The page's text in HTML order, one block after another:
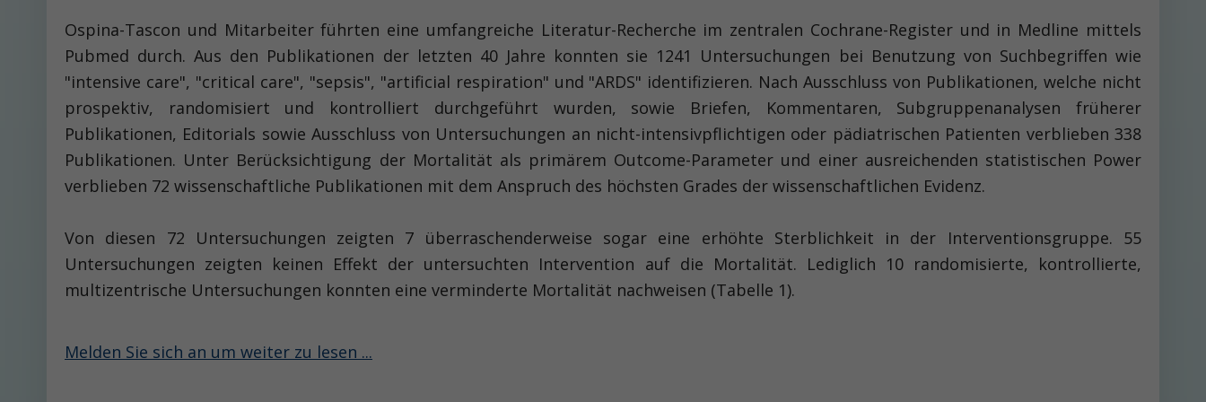
Ospina-Tascon und Mitarbeiter führten eine umfangreiche Literatur-Recherche im zentralen Cochrane-Register und in Medline mittels
Pubmed durch. Aus den Publikationen der letzten 40 Jahre konnten sie 1241 Untersuchungen bei Benutzung von Suchbegriffen wie
"intensive care", "critical care", "sepsis", "artificial respiration" und "ARDS" identifizieren. Nach Ausschluss von Publikationen, welche nicht
prospektiv, randomisiert und kontrolliert durchgeführt wurden, sowie Briefen, Kommentaren, Subgruppenanalysen früherer
Publikationen, Editorials sowie Ausschluss von Untersuchungen an nicht-intensivpflichtigen oder pädiatrischen Patienten verblieben 338
Publikationen. Unter Berücksichtigung der Mortalität als primärem Outcome-Parameter und einer ausreichenden statis­tischen Power
verblieben 72 wissenschaftliche Publikationen mit dem Anspruch des höchsten Grades der wissenschaftlichen Evidenz.
Von diesen 72 Untersuchungen zeigten 7 überraschenderweise sogar eine erhöhte Sterblichkeit in der Interventionsgruppe. 55
Untersuchungen zeigten keinen Effekt der untersuchten Intervention auf die Mortalität. Lediglich 10 randomisierte, kontrollierte,
multizentrische Untersuchungen konnten eine verminderte Mortalität nachweisen (Tabelle 1).
Melden Sie sich an um weiter zu lesen ...